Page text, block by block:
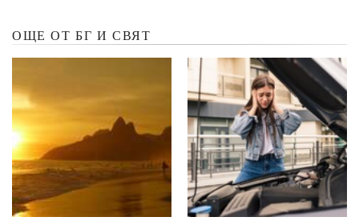
ОЩЕ ОТ БГ И СВЯТ